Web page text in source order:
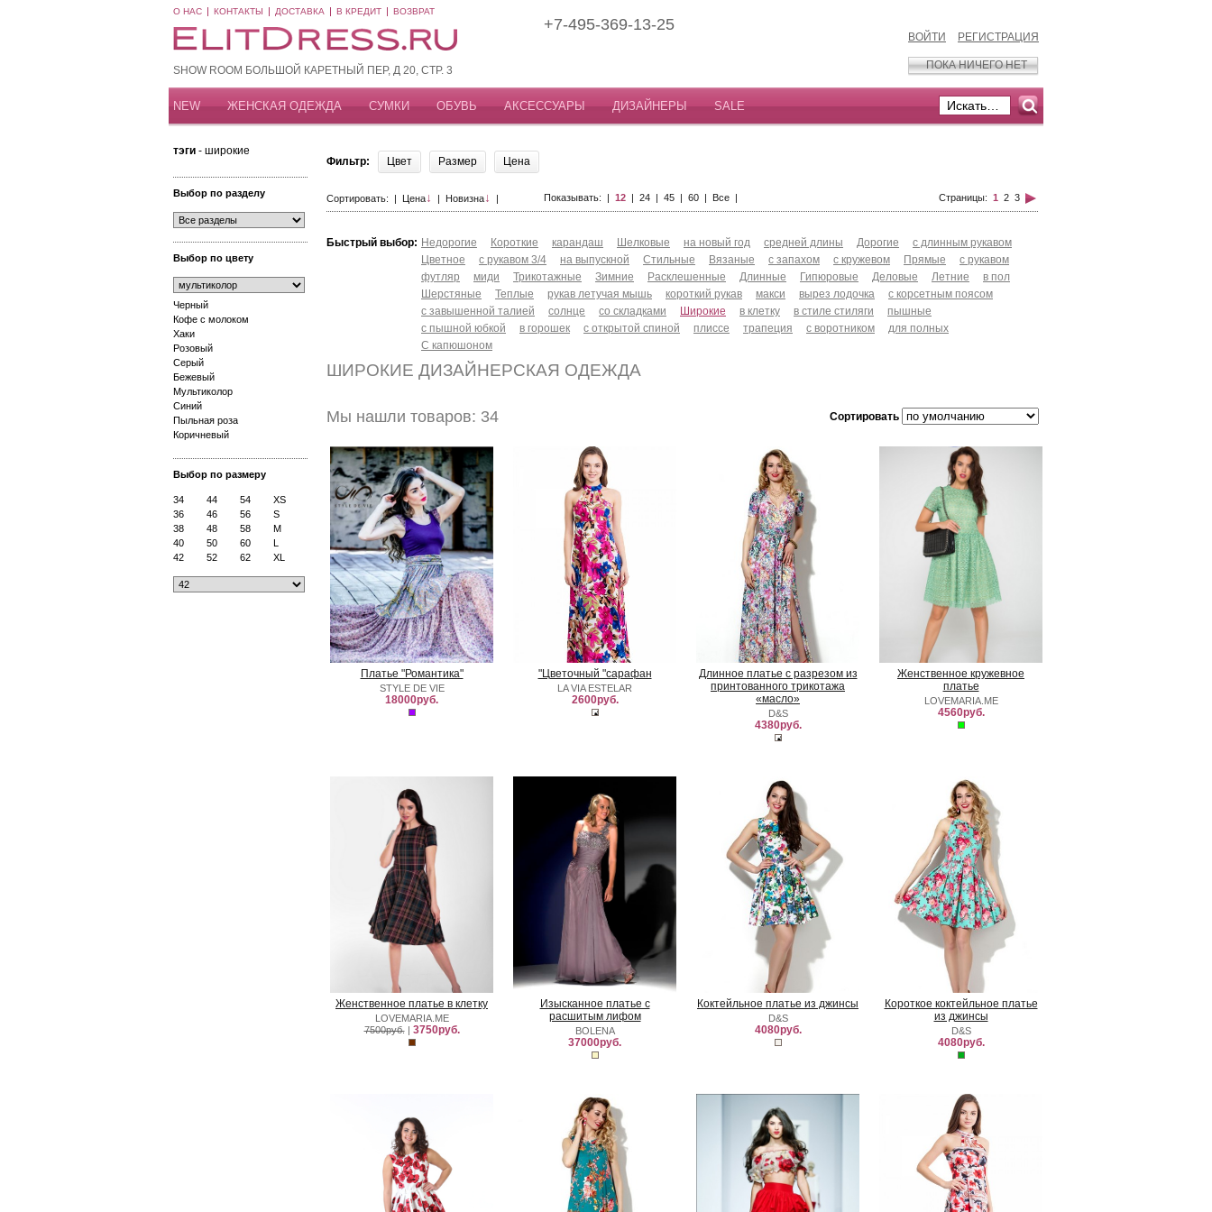
О НАС КОНТАКТЫ ДОСТАВКА В КРЕДИТ ВОЗВРАТ
SHOW ROOM БОЛЬШОЙ КАРЕТНЫЙ ПЕР, Д 20, СТР. 3
+7-495-369-13-25
ВОЙТИ РЕГИСТРАЦИЯ
ПОКА НИЧЕГО НЕТ
NEW ЖЕНСКАЯ ОДЕЖДА СУМКИ ОБУВЬ АКСЕССУАРЫ ДИЗАЙНЕРЫ SALE
тэги - широкие
Выбор по разделу
Выбор по цвету
Черный
Кофе с молоком
Хаки
Розовый
Серый
Бежевый
Мультиколор
Синий
Пыльная роза
Коричневый
Выбор по размеру
34 44 54
XS
36
46 56
S
38
48 58
M
40
50 60
L
42
52 62 XL
Фильтр: Цвет Размер Цена
Сортировать: | Цена↓ | Новизна↓ | Показывать: | 12 | 24 | 45 | 60 | Все | Страницы: 1 2 3
Быстрый выбор: Недорогие Короткие карандаш Шелковые на новый год средней длины Дорогие
с длинным рукавом
Цветное
с рукавом 3/4 на выпускной Стильные Вязаные с запахом с кружевом Прямые
с рукавом
футляр
миди Трикотажные Зимние Расклешенные Длинные Гипюровые Деловые Летние
в пол
Шерстяные
Теплые рукав летучая мышь короткий рукав макси вырез лодочка
с корсетным поясом
с завышенной талией
солнце со складками Широкие в клетку в стиле стиляги
пышные
с пышной юбкой
в горошек с открытой спиной плиссе трапеция с воротником
для полных
С капюшоном
ШИРОКИЕ ДИЗАЙНЕРСКАЯ ОДЕЖДА
Мы нашли товаров: 34 Сортировать
Платье "Романтика"
STYLE DE VIE
18000руб.
"Цветочный "сарафан
LA VIA ESTELAR
2600руб.
Длинное платье с разрезом из
принтованного трикотажа
«масло»
D&S
4380руб.
Женственное кружевное
платье
LOVEMARIA.ME
4560руб.
Женственное платье в клетку
LOVEMARIA.ME
7500руб.| 3750руб.
Изысканное платье с
расшитым лифом
BOLENA
37000руб.
Коктейльное платье из джинсы
D&S
4080руб.
Короткое коктейльное платье
из джинсы
D&S
4080руб.